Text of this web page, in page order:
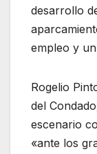
desarrollo
empleo y
Rogelio
del
escenario
«ante los